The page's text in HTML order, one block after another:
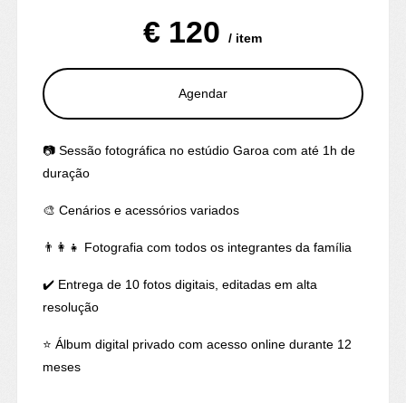
€ 120/ item
Agendar
📷 Sessão fotográfica no estúdio Garoa com até 1h de
duração
🎨 Cenários e acessórios variados
👨‍👩‍👧 Fotografia com todos os integrantes da família
✔️ Entrega de 10 fotos digitais, editadas em alta
resolução
⭐ Álbum digital privado com acesso online durante 12
meses